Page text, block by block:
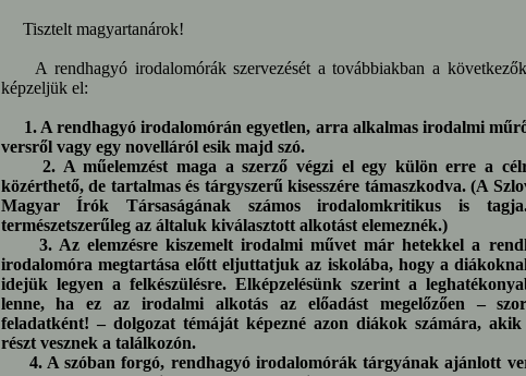
Tisztelt magyartanárok!
A rendhagyó irodalomórák szervezését a továbbiakban a
képzeljük el:
1. A rendhagyó irodalomórán egyetlen, arra alkalmas irodalmi
versről vagy egy novelláról esik majd szó.
2. A műelemzést maga a szerző végzi el egy külön erre a
közérthető, de tartalmas és tárgyszerű kisesszére támaszkodva. (A
Magyar Írók Társaságának számos irodalomkritikus is
természetszerűleg az általuk kiválasztott alkotást elemeznék.)
3. Az elemzésre kiszemelt irodalmi művet már hetekkel a
irodalomóra megtartása előtt eljuttatjuk az iskolába, hogy a
idejük legyen a felkészülésre. Elképzelésünk szerint a
lenne, ha ez az irodalmi alkotás az előadást megelőzően –
feladatként! – dolgozat témáját képezné azon diákok számára,
részt vesznek a találkozón.
4. A szóban forgó, rendhagyó irodalomórák tárgyának ajánlott